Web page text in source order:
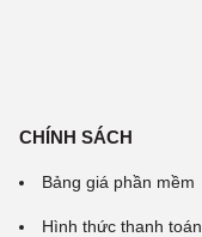
CHÍNH SÁCH
Bảng giá phần mềm
Hình thức thanh toán